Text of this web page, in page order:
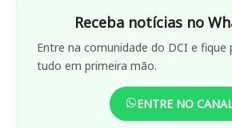
Receba notícias no
Entre na comunidade do DCI e fique
tudo em primeira mão.
ENTRE NO